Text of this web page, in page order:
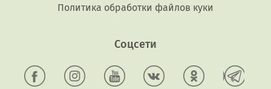
Политика обработки файлов куки
Соцсети